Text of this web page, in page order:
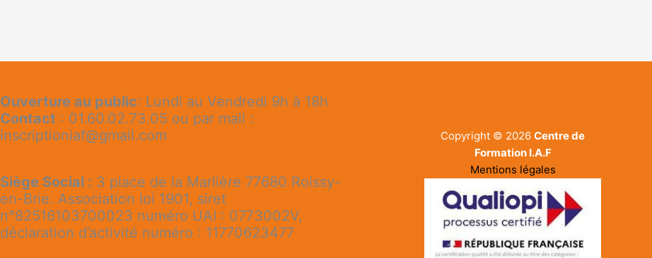
Ouverture au public: Lundi au Vendredi 9h à 18h
Contact : 01.60.02.73.05 ou par mail :
inscriptioniaf@gmail.com
Siège Social : 3 place de la Marlière 77680 Roissy-
en-Brie. Association loi 1901, siret
n°82516103700023 numéro UAI : 0773002V,
déclaration d’activité numéro : 11770623477
Copyright © 2026 Centre de
Formation I.A.F
Mentions légales